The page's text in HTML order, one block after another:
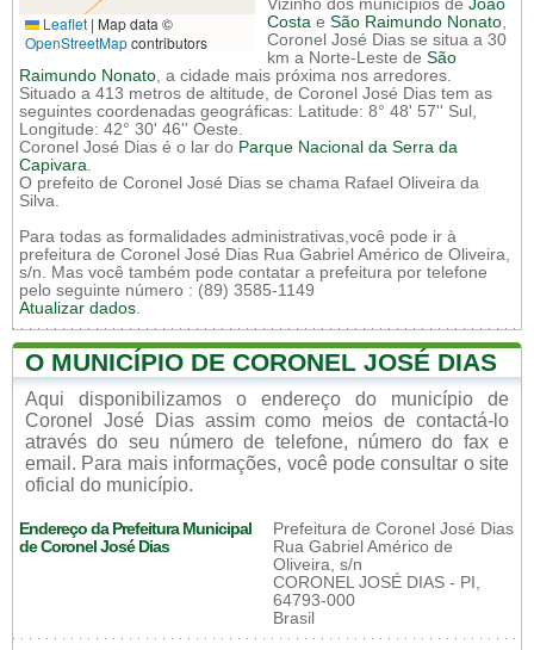
Leaflet | Map data ©
OpenStreetMapcontributors
Vizinho dos municípios de João
Costa e São Raimundo Nonato,
Coronel José Dias se situa a 30
km a Norte-Leste de São
Raimundo Nonato, a cidade mais próxima nos arredores.
Situado a 413 metros de altitude, de Coronel José Dias tem as
seguintes coordenadas geográficas: Latitude: 8° 48' 57'' Sul,
Longitude: 42° 30' 46'' Oeste.
Coronel José Dias é o lar do Parque Nacional da Serra da
Capivara.
O prefeito de Coronel José Dias se chama Rafael Oliveira da
Silva.
Para todas as formalidades administrativas,você pode ir à
prefeitura de Coronel José Dias Rua Gabriel Américo de Oliveira,
s/n. Mas você também pode contatar a prefeitura por telefone
pelo seguinte número : (89) 3585-1149
Atualizar dados.
O MUNICÍPIO DE CORONEL JOSÉ DIAS
Aqui disponibilizamos o endereço do município de
Coronel José Dias assim como meios de contactá-lo
através do seu número de telefone, número do fax e
email. Para mais informações, você pode consultar o site
oficial do município.
Endereço da Prefeitura Municipal
de Coronel José Dias
Prefeitura de Coronel José Dias
Rua Gabriel Américo de
Oliveira, s/n
CORONEL JOSÉ DIAS - PI,
64793-000
Brasil